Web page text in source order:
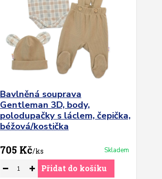
Bavlněná souprava
Gentleman 3D, body,
polodupačky s láclem, čepička,
béžová/kostička
705 Kč/ks Skladem
Přidat do košíku